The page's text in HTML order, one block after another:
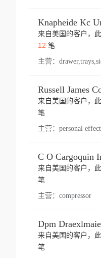
来自美国的客户，
12 笔
主营：
来自美国的客户，
笔
主营：
C O Cargoquin
来自美国的客户，
笔
主营： compressor
来自美国的客户，
笔